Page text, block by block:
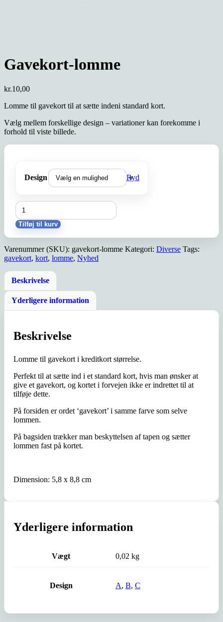
Gavekort-lomme
kr.10,00
Lomme til gavekort til at sætte indeni standard kort.
Vælg mellem forskellige design – variationer kan forekomme i
forhold til viste billede.
Design Ryd
Gavekort-
lomme
antal
Tilføj til kurv
Varenummer (SKU): gavekort-lomme Kategori: Diverse Tags:
gavekort, kort, lomme, Nyhed
Beskrivelse
Yderligere information
Beskrivelse
Lomme til gavekort i kreditkort størrelse.
Perfekt til at sætte ind i et standard kort, hvis man ønsker at
give et gavekort, og kortet i forvejen ikke er indrettet til at
tilføje dette.
På forsiden er ordet ‘gavekort’ i samme farve som selve
lommen.
På bagsiden trækker man beskyttelsen af tapen og sætter
lommen fast på kortet.
Dimension: 5,8 x 8,8 cm
Yderligere information
Vægt 0,02 kg
Design A, B, C